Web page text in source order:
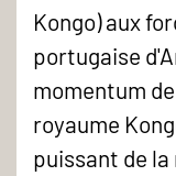
Kongo) aux
portugaise
momentum
royaume
puissant de la